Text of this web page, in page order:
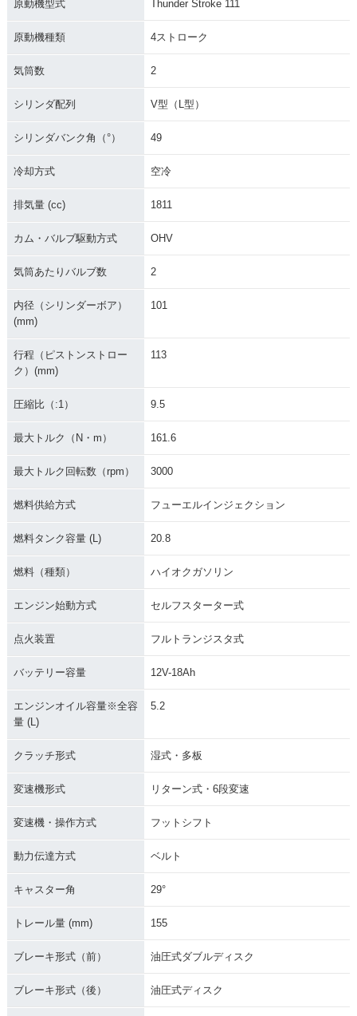
原動機型式 Thunder Stroke 111
原動機種類 4ストローク
気筒数 2
シリンダ配列 V型（L型）
シリンダバンク角（°） 49
冷却方式 空冷
排気量 (cc) 1811
カム・バルブ駆動方式 OHV
気筒あたりバルブ数 2
内径（シリンダーボア）
(mm)
101
行程（ピストンストロー
ク）(mm)
113
圧縮比（:1） 9.5
最大トルク（N・m） 161.6
最大トルク回転数（rpm） 3000
燃料供給方式 フューエルインジェクション
燃料タンク容量 (L) 20.8
燃料（種類） ハイオクガソリン
エンジン始動方式 セルフスターター式
点火装置 フルトランジスタ式
バッテリー容量 12V-18Ah
エンジンオイル容量※全容
量 (L)
5.2
クラッチ形式 湿式・多板
変速機形式 リターン式・6段変速
変速機・操作方式 フットシフト
動力伝達方式 ベルト
キャスター角 29°
トレール量 (mm) 155
ブレーキ形式（前） 油圧式ダブルディスク
ブレーキ形式（後） 油圧式ディスク